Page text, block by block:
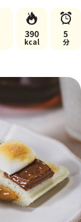
390
kcal
5
分